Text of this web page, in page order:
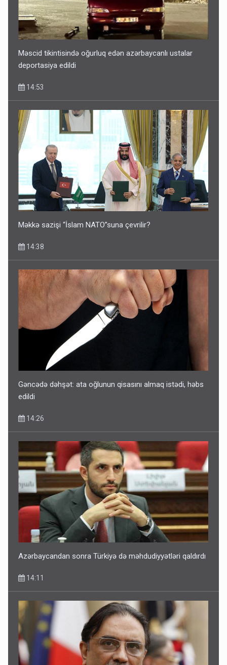
Məscid tikintisində oğurluq edən azərbaycanlı ustalar
deportasiya edildi
14:53
Məkkə sazişi “İslam NATO”suna çevrilir?
14:38
Gəncədə dəhşət: ata oğlunun qisasını almaq istədi, həbs
edildi
14:26
Azərbaycandan sonra Türkiyə də məhdudiyyətləri qaldırdı
14:11